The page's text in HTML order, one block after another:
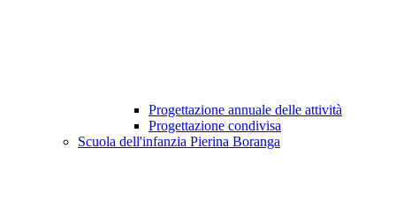
Progettazione annuale delle attività
Progettazione condivisa
Scuola dell'infanzia Pierina Boranga